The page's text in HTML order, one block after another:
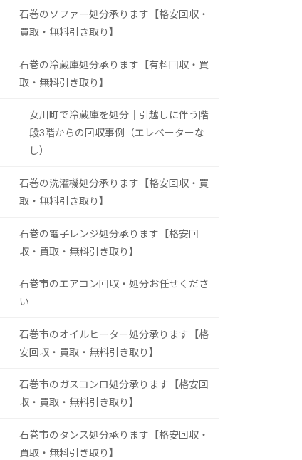
石巻のソファー処分承ります【格安回収・
買取・無料引き取り】
石巻の冷蔵庫処分承ります【有料回収・買
取・無料引き取り】
女川町で冷蔵庫を処分｜引越しに伴う階
段3階からの回収事例（エレベーターな
し）
石巻の洗濯機処分承ります【格安回収・買
取・無料引き取り】
石巻の電子レンジ処分承ります【格安回
収・買取・無料引き取り】
石巻市のエアコン回収・処分お任せくださ
い
石巻市のオイルヒーター処分承ります【格
安回収・買取・無料引き取り】
石巻市のガスコンロ処分承ります【格安回
収・買取・無料引き取り】
石巻市のタンス処分承ります【格安回収・
買取・無料引き取り】